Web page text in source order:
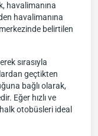
havalimanına
havalimanına
belirtilen
sırasıyla
geçtikten
bağlı olarak,
Eğer hızlı ve
otobüsleri ideal